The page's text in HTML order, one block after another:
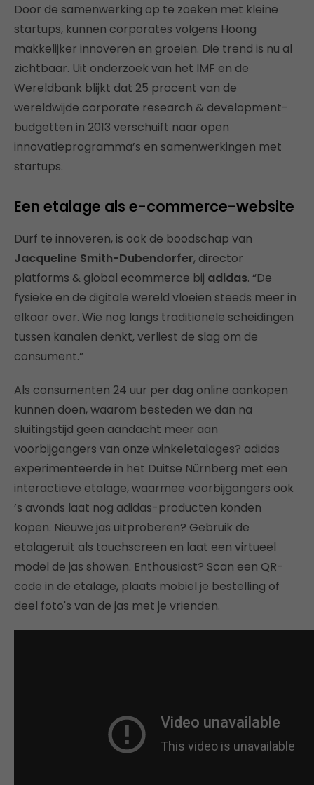
Door de samenwerking op te zoeken met kleine
startups, kunnen corporates volgens Hoong
makkelijker innoveren en groeien. Die trend is nu al
zichtbaar. Uit onderzoek van het IMF en de
Wereldbank blijkt dat 25 procent van de
wereldwijde corporate research & development-
budgetten in 2013 verschuift naar open
innovatieprogramma’s en samenwerkingen met
startups.
Een etalage als e-commerce-website
Durf te innoveren, is ook de boodschap van
Jacqueline Smith-Dubendorfer, director
platforms & global ecommerce bij adidas. “De
fysieke en de digitale wereld vloeien steeds meer in
elkaar over. Wie nog langs traditionele scheidingen
tussen kanalen denkt, verliest de slag om de
consument.”
Als consumenten 24 uur per dag online aankopen
kunnen doen, waarom besteden we dan na
sluitingstijd geen aandacht meer aan
voorbijgangers van onze winkeletalages? adidas
experimenteerde in het Duitse Nürnberg met een
interactieve etalage, waarmee voorbijgangers ook
’s avonds laat nog adidas-producten konden
kopen. Nieuwe jas uitproberen? Gebruik de
etalageruit als touchscreen en laat een virtueel
model de jas showen. Enthousiast? Scan een QR-
code in de etalage, plaats mobiel je bestelling of
deel foto's van de jas met je vrienden.